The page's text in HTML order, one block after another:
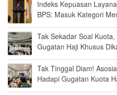
Indeks Kepuasan
BPS: Masuk Kategori
Tak Sekadar Soal
Gugatan Haji Khusus
Tak Tinggal Diam!
Hadapi Gugatan Kuota